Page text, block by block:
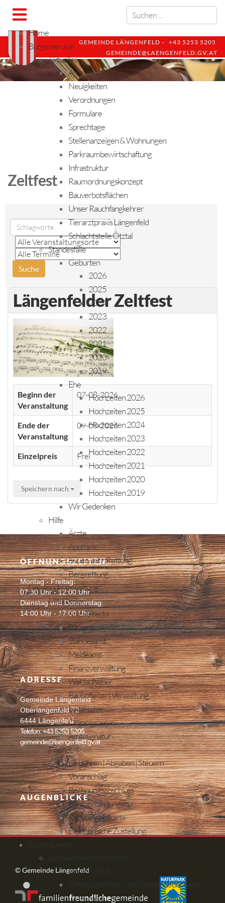
GEMEINDE LÄNGENFELD - +43 5253 5205
GEMEINDE@LAENGENFELD.GV.AT
Home
Bürgerservice
Aktuelles
Amtstafel
Neuigkeiten
Verordnungen
Formulare
Sprechtage
Stellenanzeigen & Wohnungen
Parkraumbewirtschaftung
Infrastruktur
Raumordnungskonzept
Bauverbotsflächen
Unser Rauchfangkehrer
Tierarztpraxis Längenfeld
Schlachtstelle Ötztal
Standesfälle
Geburten
2026
2025
2024
2023
2022
2021
2020
2019
Ehe
Hochzeiten 2026
Hochzeiten 2025
Hochzeiten 2024
Hochzeiten 2023
Hochzeiten 2022
Hochzeiten 2021
Hochzeiten 2020
Hochzeiten 2019
Wir Gedenken
Hilfe
Ärzte
Apotheke
Feuerwehr, Rettung
Bergrettung
Gemeindeverwaltung
Mitarbeiter
AmtsleiterIn
Bauamt
Standesamt
Meldeamt
Finanzverwaltung
Waldaufseher
Bauhofleiter | Verwaltung
Legalisator
Organigramm
Amtssignatur
Finanzen
Gebühren | Abgaben | Steuern
Voranschlag
Rechnungsabschluss
Bankverbindungen
Recyclinghofkarte
Elektronische Zustellung
Einrichtungen
Gemeindeeinrichtungen
Recyclinghof
Öffentliche Pfarr- und Gemeindebücherei
Längenfeld
Zeltfest
Längenfelder Zeltfest
Beginn der
Veranstaltung
07-08-2026
Ende der
Veranstaltung
09-08-2026
Einzelpreis Frei
Speichern nach
ÖFFNUNGSZEITEN
Montag - Freitag:
07:30 Uhr - 12:00 Uhr
Dienstag und Donnerstag:
14:00 Uhr - 17:00 Uhr
ADRESSE
Gemeinde Längenfeld
Oberlängenfeld 72
6444 Längenfeld
Telefon: +43 5253 5205
gemeinde@laengenfeld.gv.at
AUGENBLICKE
© Gemeinde Längenfeld